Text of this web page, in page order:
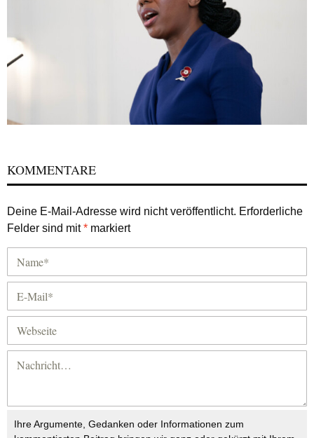
KOMMENTARE
Deine E-Mail-Adresse wird nicht veröffentlicht. Erforderliche
Felder sind mit* markiert
Ihre Argumente, Gedanken oder Informationen zum